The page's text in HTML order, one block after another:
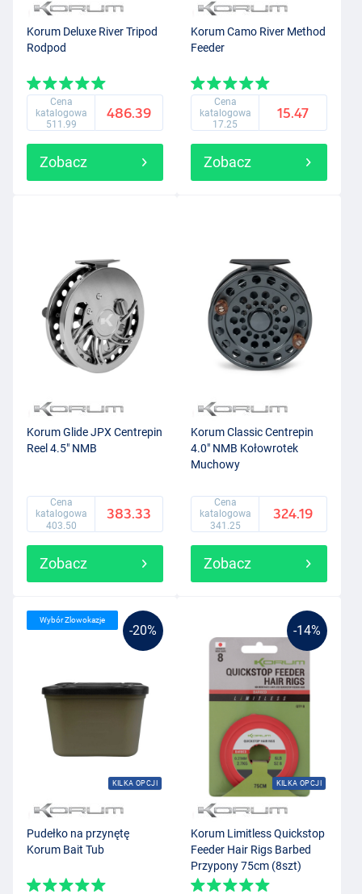
Korum Deluxe River Tripod
Rodpod
Cena
katalogowa
511.99
486.39
Zobacz
Korum Camo River Method
Feeder
Cena
katalogowa
17.25
15.47
Zobacz
Korum Glide JPX Centrepin
Reel 4.5" NMB
Cena
katalogowa
403.50
383.33
Zobacz
Korum Classic Centrepin
4.0" NMB Kołowrotek
Muchowy
Cena
katalogowa
341.25
324.19
Zobacz
-20%
KILKA OPCJI
Wybór Zlowokazje
Pudełko na przynętę
Korum Bait Tub
-14%
KILKA OPCJI
Korum Limitless Quickstop
Feeder Hair Rigs Barbed
Przypony 75cm (8szt)